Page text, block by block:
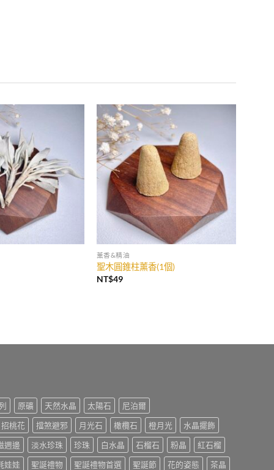
薰香&精油
聖木圓錐柱薰香(1個)
NT$49
原礦 天然水晶 太陽石
尼泊爾
招桃花 擋煞避邪 月光石 橄欖石 橙月光
水晶擺飾
週邊 淡水珍珠 珍珠 白水晶 石榴石 粉晶
紅石榴
娃娃 聖誕禮物 聖誕禮物首選 聖誕節 花的姿態
茶晶